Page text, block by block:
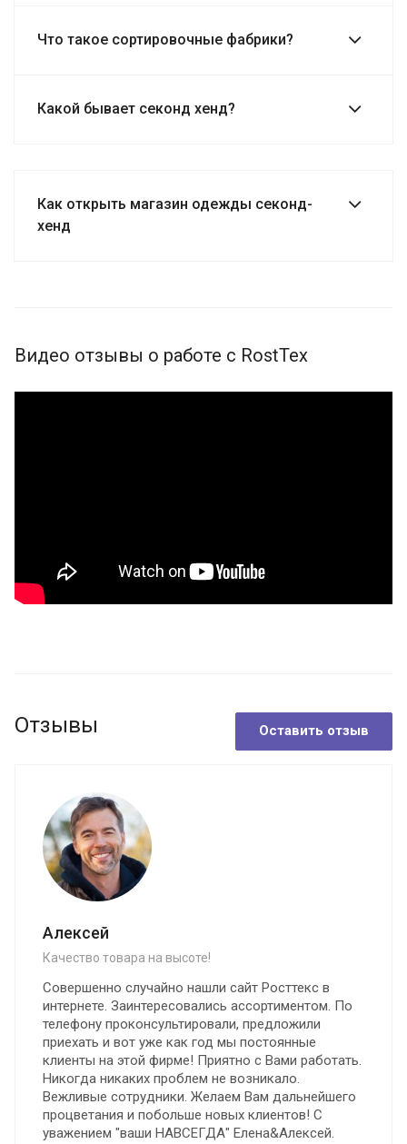
Что такое сортировочные фабрики?
Какой бывает секонд хенд?
Как открыть магазин одежды секонд-
хенд
Видео отзывы о работе с RostTex
Отзывы Оставить отзыв
Алексей
Качество товара на высоте!
Совершенно случайно нашли сайт Росттекс в
интернете. Заинтересовались ассортиментом. По
телефону проконсультировали, предложили
приехать и вот уже как год мы постоянные
клиенты на этой фирме! Приятно с Вами работать.
Никогда никаких проблем не возникало.
Вежливые сотрудники. Желаем Вам дальнейшего
процветания и побольше новых клиентов! С
уважением "ваши НАВСЕГДА" Елена&Алексей.